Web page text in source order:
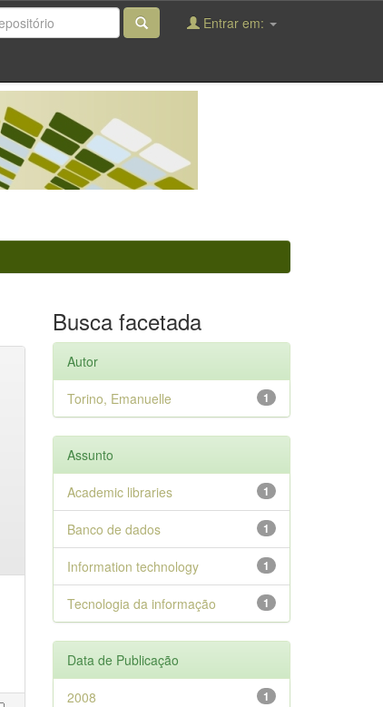
Entrar em:
Busca facetada
Autor
1
Torino, Emanuelle
Assunto
1
Academic libraries
1
Banco de dados
1
Information technology
1
Tecnologia da informação
Data de Publicação
1
2008